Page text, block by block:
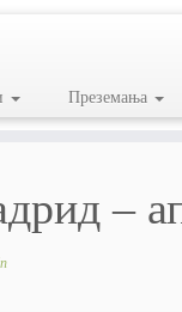
Преземања
–